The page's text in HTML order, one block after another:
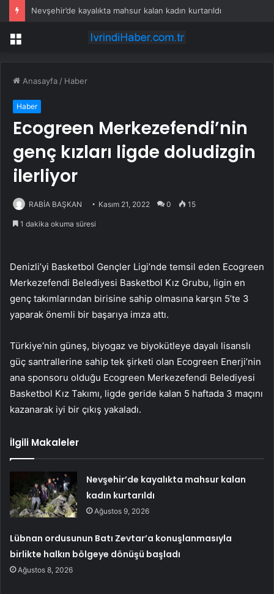
Nevşehir’de kayalıkta mahsur kalan kadın kurtarıldı
Menü
Anasayfa / Haber
Haber
Ecogreen Merkezefendi’nin
genç kızları ligde doludizgin
ilerliyor
RABİA BAŞKAN Kasım 21, 2022 0 15
1 dakika okuma süresi
Denizli’yi Basketbol Gençler Ligi’nde temsil eden Ecogreen
Merkezefendi Belediyesi Basketbol Kız Grubu, ligin en
genç takımlarından birisine sahip olmasına karşın 5’te 3
yaparak önemli bir başarıya imza attı.
Türkiye’nin güneş, biyogaz ve biyokütleye dayalı lisanslı
güç santrallerine sahip tek şirketi olan Ecogreen Enerji’nin
ana sponsoru olduğu Ecogreen Merkezefendi Belediyesi
Basketbol Kız Takımı, ligde geride kalan 5 haftada 3 maçını
kazanarak iyi bir çıkış yakaladı.
İlgili Makaleler
Nevşehir’de kayalıkta mahsur kalan
kadın kurtarıldı
Ağustos 9, 2026
Lübnan ordusunun Batı Zevtar’a konuşlanmasıyla
birlikte halkın bölgeye dönüşü başladı
Ağustos 8, 2026